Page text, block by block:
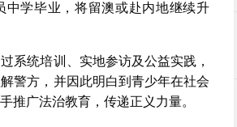
学毕业，将留澳或赴内地继续升
系统培训、实地参访及公益实践，
警方，并因此明白到青少年在社会
推广法治教育，传递正义力量。